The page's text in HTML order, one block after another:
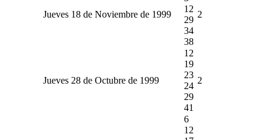
Jueves 18 de Noviembre de 1999
12
29
34
38
2
Jueves 28 de Octubre de 1999
12
19
23
24
29
41
2
6
12